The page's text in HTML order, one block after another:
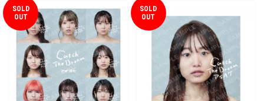
SOLD
OUT
SOLD
OUT